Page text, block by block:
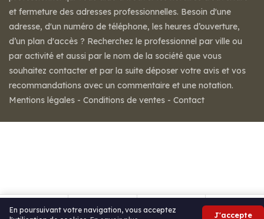
En poursuivant votre navigation, vous acceptez
J'accepte
et fermeture des adresses professionnelles. Besoin d'une
adresse, d'un numéro de téléphone, les heures d’ouverture,
d’un plan d'accès ? Recherchez le professionnel par ville ou
par activité et aussi par le nom de la société que vous
souhaitez contacter et par la suite déposer votre avis et vos
recommandations avec un commentaire et une notation.
Mentions légales - Conditions de ventes - Contact